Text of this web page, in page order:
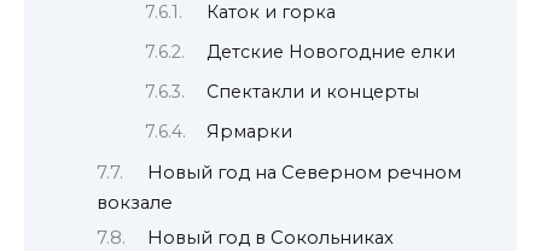
Каток и горка
Детские Новогодние елки
Спектакли и концерты
Ярмарки
Новый год на Северном речном
вокзале
Новый год в Сокольниках